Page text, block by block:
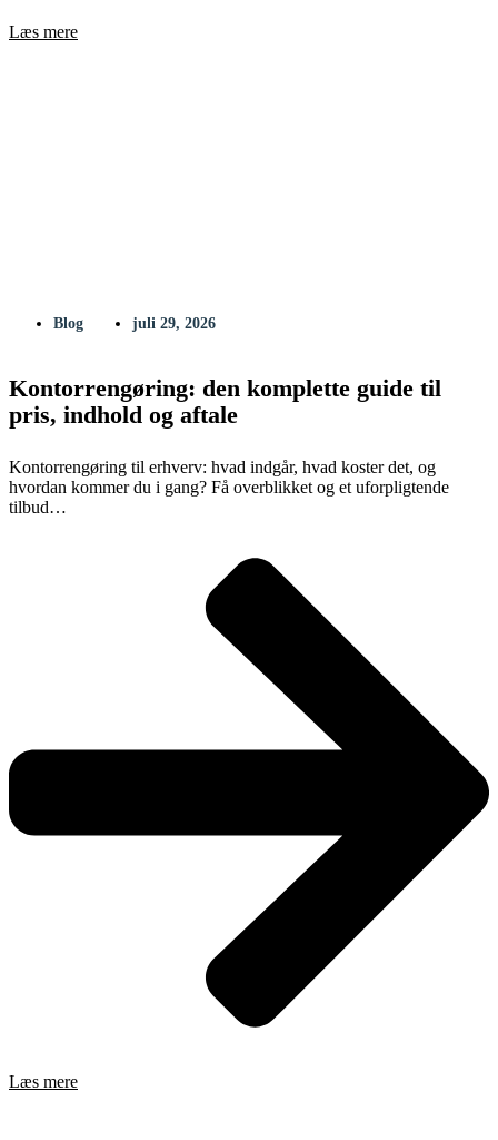
Læs mere
Blog juli 29, 2026
Kontorrengøring: den komplette guide til
pris, indhold og aftale
Kontorrengøring til erhverv: hvad indgår, hvad koster det, og
hvordan kommer du i gang? Få overblikket og et uforpligtende
tilbud…
Læs mere